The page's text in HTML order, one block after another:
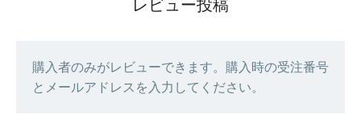
レビュー投稿
購入者のみがレビューできます。購入時の受注番号
とメールアドレスを入力してください。